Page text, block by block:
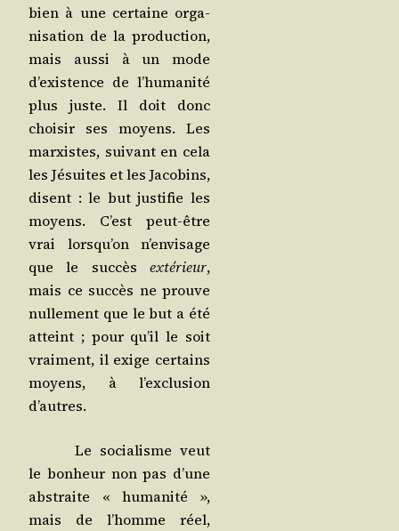
bien à une cer­taine orga­
ni­sa­tion de la pro­duc­tion,
mais aus­si à un mode
d’exis­tence de l’hu­ma­ni­té
plus juste. Il doit donc
choi­sir ses moyens. Les
mar­xistes, sui­vant en cela
les Jésuites et les Jaco­bins,
disent : le but jus­ti­fie les
moyens. C’est peut-être
vrai lors­qu’on n’en­vi­sage
que le suc­cès exté­rieur,
mais ce suc­cès ne prouve
nul­le­ment que le but a été
atteint ; pour qu’il le soit
vrai­ment, il exige cer­tains
moyens, à l’ex­clu­sion
d’autres.
Le socia­lisme veut
le bon­heur non pas d’une
abs­traite « huma­ni­té »,
mais de l’homme réel,